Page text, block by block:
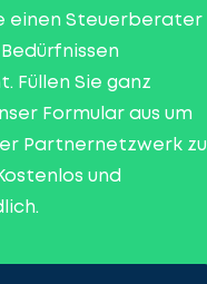
einen Steuerberater
Füllen Sie ganz
Formular aus um
Partnernetzwerk zu
und